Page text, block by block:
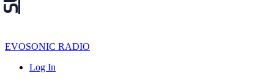
EVOSONIC RADIO
Log In